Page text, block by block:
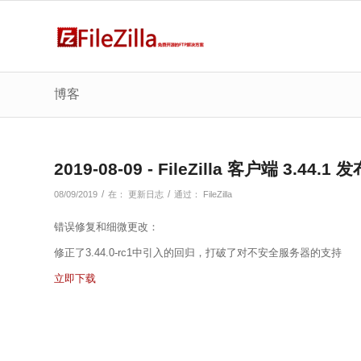
博客
2019-08-09 - FileZilla 客户端 3.44.1 发
08/09/2019 / 在： 更新日志 / 通过： FileZilla
错误修复和细微更改：
修正了3.44.0-rc1中引入的回归，打破了对不安全服务器的支持
立即下载